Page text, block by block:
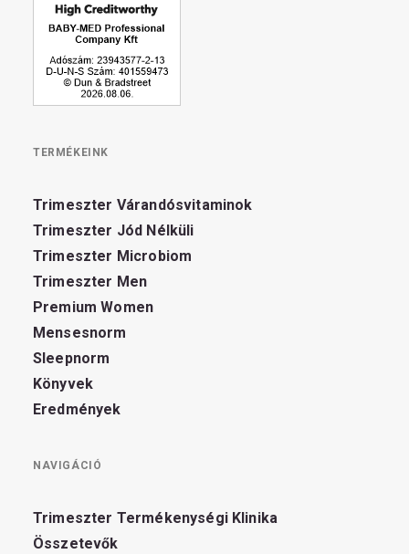
TERMÉKEINK
Trimeszter Várandósvitaminok
Trimeszter Jód Nélküli
Trimeszter Microbiom
Trimeszter Men
Premium Women
Mensesnorm
Sleepnorm
Könyvek
Eredmények
NAVIGÁCIÓ
Trimeszter Termékenységi Klinika
Összetevők